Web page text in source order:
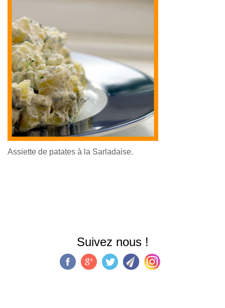
Assiette de patates à la Sarladaise.
Suivez nous !